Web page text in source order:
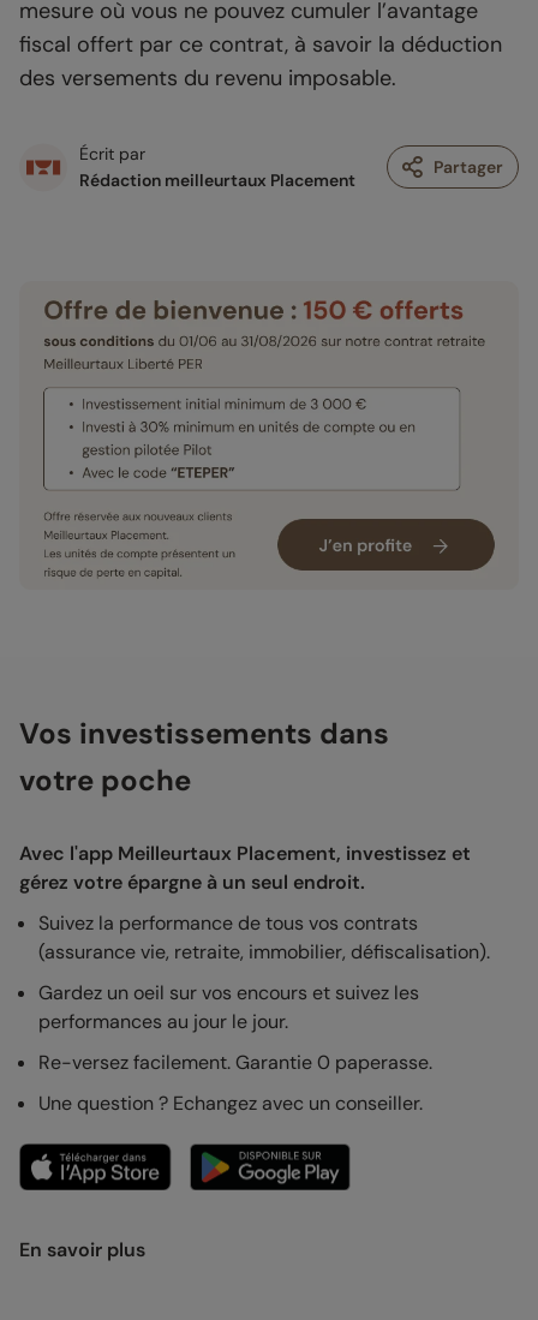
mesure où vous ne pouvez cumuler l’avantage
fiscal offert par ce contrat, à savoir la déduction
des versements du revenu imposable.
Écrit par
Rédaction meilleurtaux Placement
Partager
Vos investissements dans
votre poche
Avec l'app Meilleurtaux Placement, investissez et
gérez votre épargne à un seul endroit.
Suivez la performance de tous vos contrats
(assurance vie, retraite, immobilier, défiscalisation).
Gardez un oeil sur vos encours et suivez les
performances au jour le jour.
Re-versez facilement. Garantie 0 paperasse.
Une question ? Echangez avec un conseiller.
En savoir plus